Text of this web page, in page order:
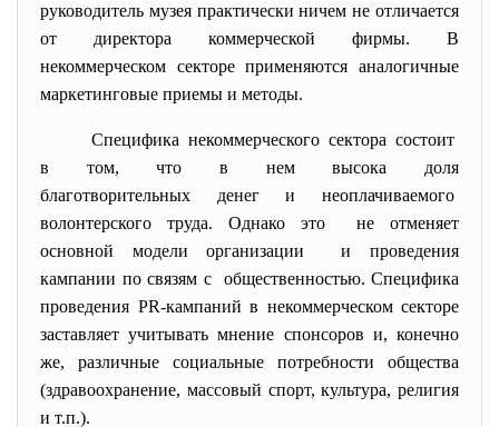
руководитель музея практически ничем не отличается
от директора коммерческой фирмы. В
некоммерческом секторе применяются аналогичные
маркетинговые приемы и методы.
Специфика некоммерческого сектора состоит
в том, что в нем высока доля
благотворительных денег и неоплачиваемого
волонтерского труда. Однако это не отменяет
основной модели организации и проведения
кампании по связям с общественностью. Специфика
проведения PR-кампаний в некоммерческом секторе
заставляет учитывать мнение спонсоров и, конечно
же, различные социальные потребности общества
(здравоохранение, массовый спорт, культура, религия
и т.п.).